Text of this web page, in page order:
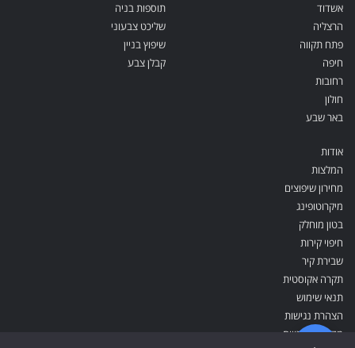
אשדוד
הרצליה
פתח תקווה
חיפה
רחובות
חולון
באר שבע
תוספות בניה
שליכט צבעוני
שיפוץ בניין
קבלן צבע
אודות
המלצות
מחירון שיפוצים
מיקרוטופינג
בטון מוחלק
חיפוי קירות
שבירת קיר
תקרה אקוסטית
תנאי שימוש
הצהרת נגישות
מדיניות פרטיות